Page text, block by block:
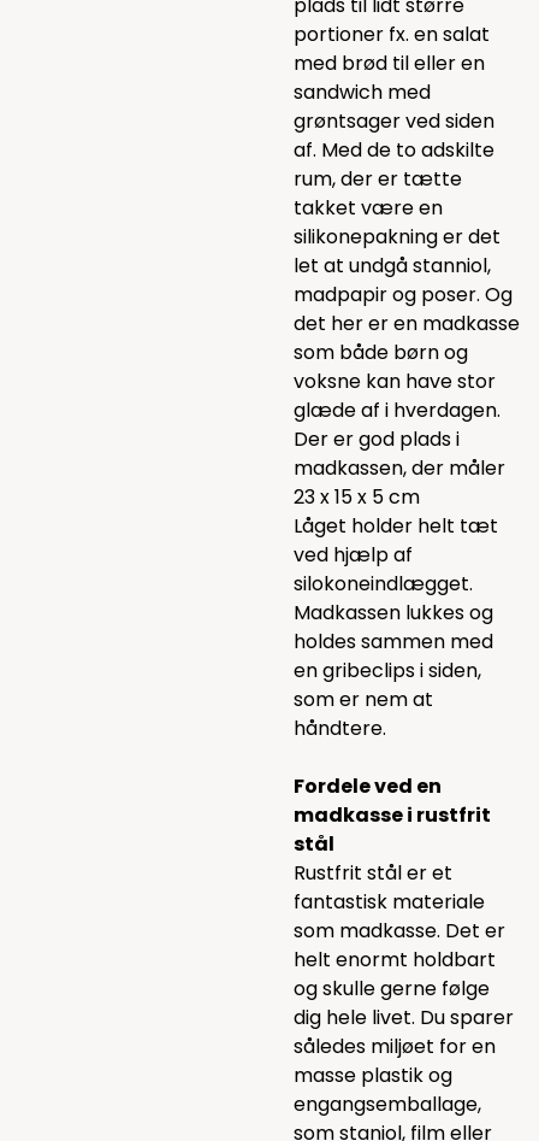
portioner fx. en salat
med brød til eller en
sandwich med
grøntsager ved siden
af. Med de to adskilte
rum, der er tætte
takket være en
silikonepakning er det
let at undgå stanniol,
madpapir og poser. Og
det her er en madkasse
som både børn og
voksne kan have stor
glæde af i hverdagen.
Der er god plads i
madkassen, der måler
23 x 15 x 5 cm
Låget holder helt tæt
ved hjælp af
silokoneindlægget.
Madkassen lukkes og
holdes sammen med
en gribeclips i siden,
som er nem at
håndtere.
Fordele ved en
madkasse i rustfrit
stål
Rustfrit stål er et
fantastisk materiale
som madkasse. Det er
helt enormt holdbart
og skulle gerne følge
dig hele livet. Du sparer
således miljøet for en
masse plastik og
engangsemballage,
som staniol, film eller